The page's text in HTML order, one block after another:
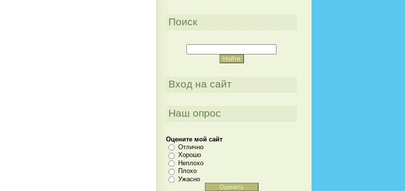
Поиск
Вход на сайт
Наш опрос
Оцените мой сайт
Отлично
Хорошо
Неплохо
Плохо
Ужасно